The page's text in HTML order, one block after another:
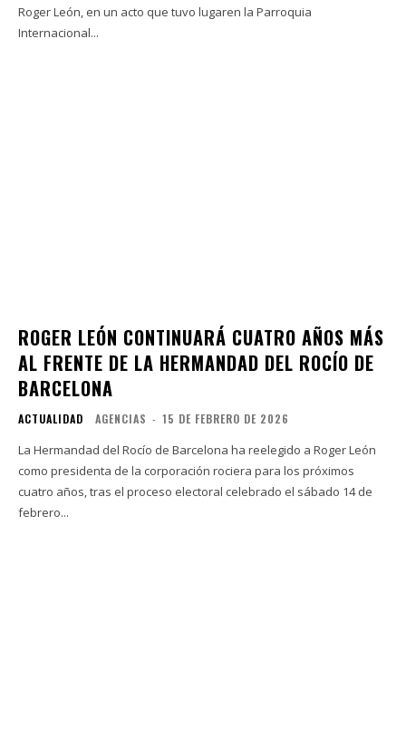
Roger León, en un acto que tuvo lugaren la Parroquia
Internacional...
ROGER LEÓN CONTINUARÁ CUATRO AÑOS MÁS
AL FRENTE DE LA HERMANDAD DEL ROCÍO DE
BARCELONA
ACTUALIDAD AGENCIAS - 15 DE FEBRERO DE 2026
La Hermandad del Rocío de Barcelona ha reelegido a Roger León
como presidenta de la corporación rociera para los próximos
cuatro años, tras el proceso electoral celebrado el sábado 14 de
febrero...